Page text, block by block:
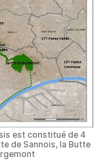
est constitué de 4
de Sannois, la Butte